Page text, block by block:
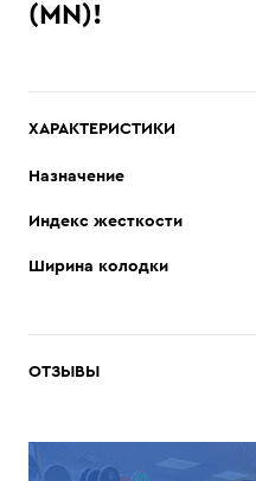
(MN)!
ХАРАКТЕРИСТИКИ
Назначение
Индекс жесткости
Ширина колодки
ОТЗЫВЫ